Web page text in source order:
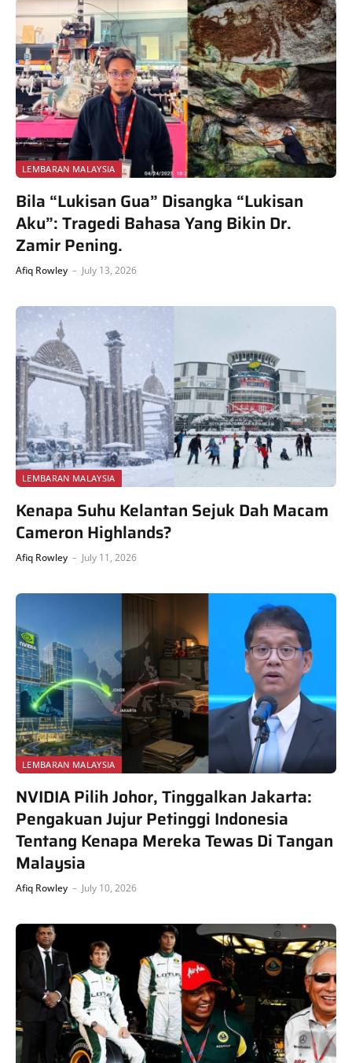
LEMBARAN MALAYSIA
Bila “Lukisan Gua” Disangka “Lukisan
Aku”: Tragedi Bahasa Yang Bikin Dr.
Zamir Pening.
Afiq Rowley July 13, 2026
LEMBARAN MALAYSIA
Kenapa Suhu Kelantan Sejuk Dah Macam
Cameron Highlands?
Afiq Rowley July 11, 2026
LEMBARAN MALAYSIA
NVIDIA Pilih Johor, Tinggalkan Jakarta:
Pengakuan Jujur Petinggi Indonesia
Tentang Kenapa Mereka Tewas Di Tangan
Malaysia
Afiq Rowley July 10, 2026